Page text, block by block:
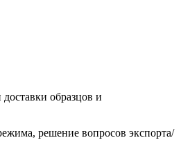
образцов и
решение вопросов экспорта/